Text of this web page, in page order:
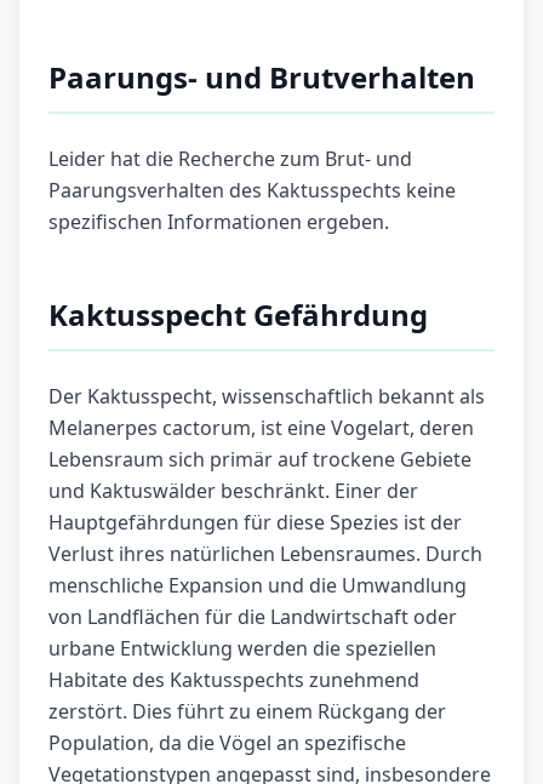
Paarungs- und Brutverhalten
Leider hat die Recherche zum Brut- und
Paarungsverhalten des Kaktusspechts keine
spezifischen Informationen ergeben.
Kaktusspecht Gefährdung
Der Kaktusspecht, wissenschaftlich bekannt als
Melanerpes cactorum, ist eine Vogelart, deren
Lebensraum sich primär auf trockene Gebiete
und Kaktuswälder beschränkt. Einer der
Hauptgefährdungen für diese Spezies ist der
Verlust ihres natürlichen Lebensraumes. Durch
menschliche Expansion und die Umwandlung
von Landflächen für die Landwirtschaft oder
urbane Entwicklung werden die speziellen
Habitate des Kaktusspechts zunehmend
zerstört. Dies führt zu einem Rückgang der
Population, da die Vögel an spezifische
Vegetationstypen angepasst sind, insbesondere